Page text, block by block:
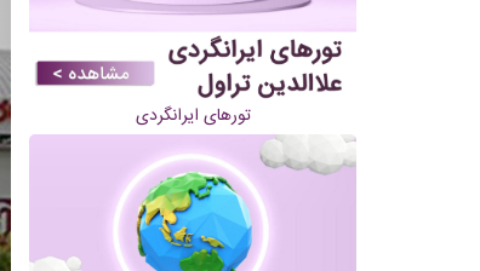
تورهای ایرانگردی